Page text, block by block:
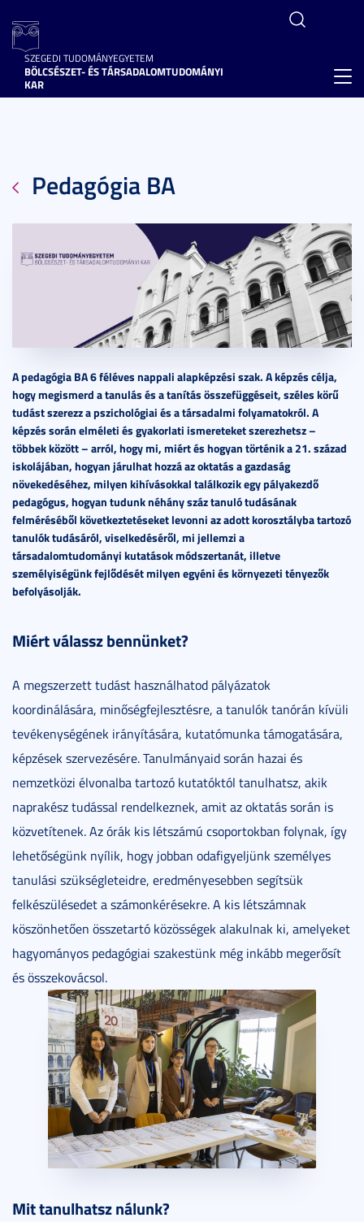
SZEGEDI TUDOMÁNYEGYETEM
BÖLCSÉSZET- ÉS TÁRSADALOMTUDOMÁNYI
KAR
Pedagógia BA
A pedagógia BA 6 féléves nappali alapképzési szak. A képzés célja,
hogy megismerd a tanulás és a tanítás összefüggéseit, széles körű
tudást szerezz a pszichológiai és a társadalmi folyamatokról. A
képzés során elméleti és gyakorlati ismereteket szerezhetsz –
többek között – arról, hogy mi, miért és hogyan történik a 21. század
iskolájában, hogyan járulhat hozzá az oktatás a gazdaság
növekedéséhez, milyen kihívásokkal találkozik egy pályakezdő
pedagógus, hogyan tudunk néhány száz tanuló tudásának
felméréséből következtetéseket levonni az adott korosztályba tartozó
tanulók tudásáról, viselkedéséről, mi jellemzi a
társadalomtudományi kutatások módszertanát, illetve
személyiségünk fejlődését milyen egyéni és környezeti tényezők
befolyásolják.
Miért válassz bennünket?
A megszerzett tudást használhatod pályázatok
koordinálására, minőségfejlesztésre, a tanulók tanórán kívüli
tevékenységének irányítására, kutatómunka támogatására,
képzések szervezésére. Tanulmányaid során hazai és
nemzetközi élvonalba tartozó kutatóktól tanulhatsz, akik
naprakész tudással rendelkeznek, amit az oktatás során is
közvetítenek. Az órák kis létszámú csoportokban folynak, így
lehetőségünk nyílik, hogy jobban odafigyeljünk személyes
tanulási szükségleteidre, eredményesebben segítsük
felkészülésedet a számonkérésekre. A kis létszámnak
köszönhetően összetartó közösségek alakulnak ki, amelyeket
hagyományos pedagógiai szakestünk még inkább megerősít
és összekovácsol.
Mit tanulhatsz nálunk?